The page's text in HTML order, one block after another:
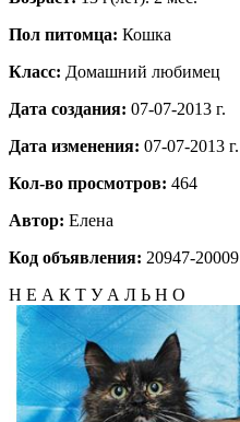
Пол питомца: Кошка
Класс: Домашний любимец
Дата создания: 07-07-2013 г.
Дата изменения: 07-07-2013 г.
Кол-во просмотров: 464
Автор: Елена
Код объявления: 20947-20009
Н Е А К Т У А Л Ь Н О